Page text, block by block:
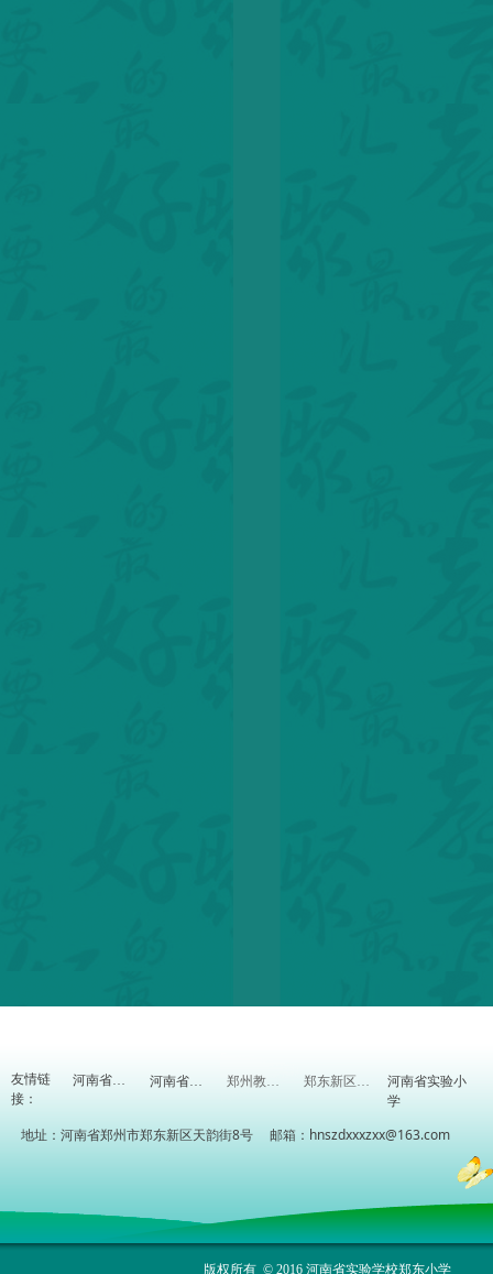
地址：河南省郑州市郑东新区天韵街8号 邮箱：hnszdxxxzxx@163.com
版权所有 © 2016 河南省实验学校郑东小学
河南省实验小
学
郑东新区教体局
友情链
接：
郑州教育信息网
河南省教育厅 河南省教研室